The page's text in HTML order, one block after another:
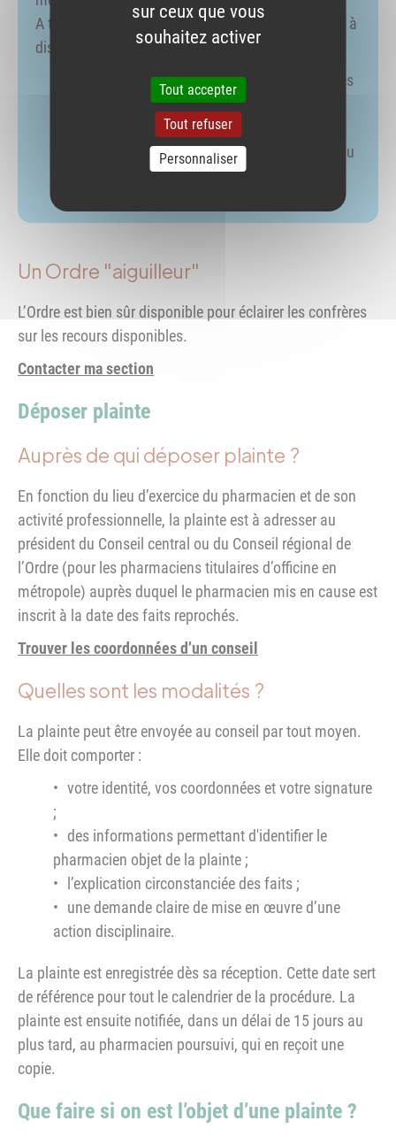
A titre préventif et en vue de les alerter, l’Ordre met à
disposition des pharmaciens de l’industrie :
un tableau d’analyse des injonctions et des
remarques relevées par l’ANSM lors
une synthèse des plaintes ayant conduit au
Un Ordre "aiguilleur"
L’Ordre est bien sûr disponible pour éclairer les confrères
sur les recours disponibles.
Contacter ma section
Déposer plainte
Auprès de qui déposer plainte ?
En fonction du lieu d’exercice du pharmacien et de son
activité professionnelle, la plainte est à adresser au
président du Conseil central ou du Conseil régional de
l’Ordre (pour les pharmaciens titulaires d’officine en
métropole) auprès duquel le pharmacien mis en cause est
inscrit à la date des faits reprochés.
Trouver les coordonnées d’un conseil
Quelles sont les modalités ?
La plainte peut être envoyée au conseil par tout moyen.
Elle doit comporter :
votre identité, vos coordonnées et votre signature
;
des informations permettant d'identifier le
pharmacien objet de la plainte ;
l’explication circonstanciée des faits ;
une demande claire de mise en œuvre d’une
action disciplinaire.
La plainte est enregistrée dès sa réception. Cette date sert
de référence pour tout le calendrier de la procédure. La
plainte est ensuite notifiée, dans un délai de 15 jours au
plus tard, au pharmacien poursuivi, qui en reçoit une
copie.
Que faire si on est l’objet d’une plainte ?
sur ceux que vous
souhaitez activer
Tout accepter
Tout refuser
Personnaliser